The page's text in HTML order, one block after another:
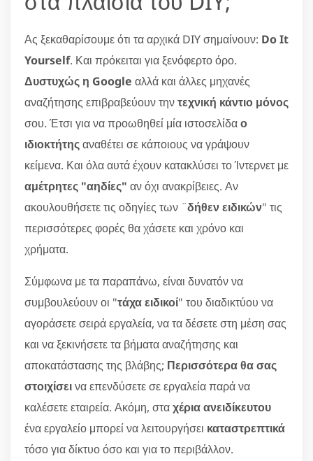
Ας ξεκαθαρίσουμε ότι τα αρχικά DIY σημαίνουν: Do It
Yourself. Και πρόκειται για ξενόφερτο όρο.
Δυστυχώς η Google αλλά και άλλες μηχανές
αναζήτησης επιβραβεύουν τηντεχνική κάντιο μόνος
σου. Έτσι για να προωθηθεί μία ιστοσελίδαο
ιδιοκτήτηςαναθέτει σε κάποιους να γράψουν
κείμενα. Και όλα αυτά έχουν κατακλύσει το Ίντερνετ με
αμέτρητες "αηδίες" αν όχι ανακρίβειες. Αν
ακουλουθήσετε τις οδηγίες των ¨δήθεν ειδικών" τις
περισσότερες φορές θα χάσετε και χρόνο και
χρήματα.
Σύμφωνα με τα παραπάνω, είναι δυνατόν να
συμβουλεύουν οι "τάχα ειδικοί" του διαδικτύου να
αγοράσετε σειρά εργαλεία, να τα δέσετε στη μέση σας
και να ξεκινήσετε τα βήματα αναζήτησης και
αποκατάστασης της βλάβης; Περισσότερα θα σας
στοιχίσεινα επενδύσετε σε εργαλεία παρά να
καλέσετε εταιρεία. Ακόμη, σταχέρια ανειδίκευτου
ένα εργαλείο μπορεί να λειτουργήσει καταστρεπτικά
τόσο για δίκτυο όσο και για το περιβάλλον.